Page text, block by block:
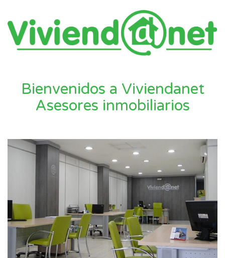
Bienvenidos a Viviendanet
Asesores inmobiliarios